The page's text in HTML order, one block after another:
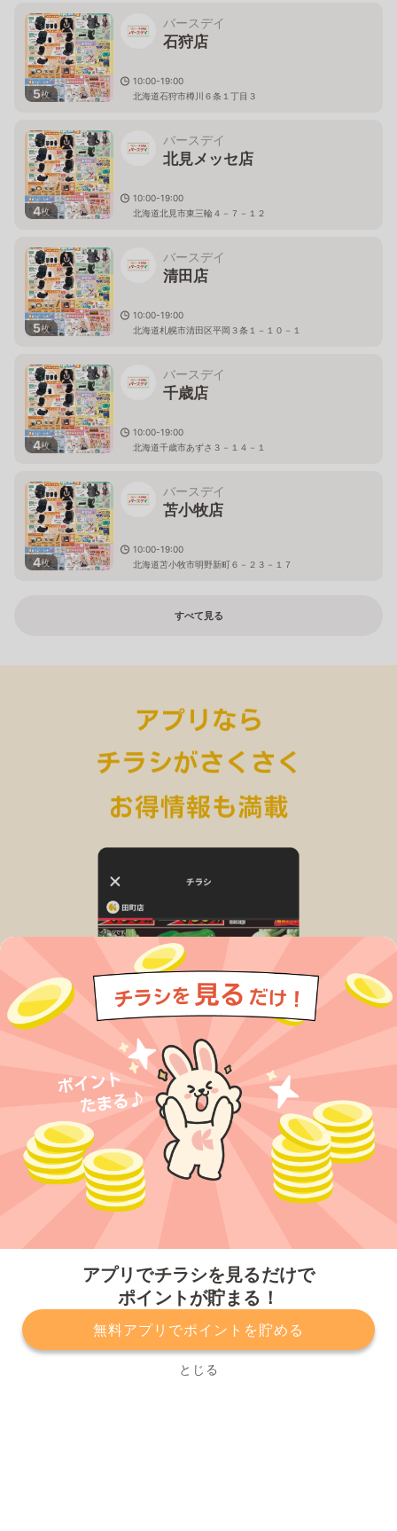
アプリでチラシを見るだけで
ポイントが貯まる！
無料アプリでポイントを貯める
とじる
5枚
バースデイ
石狩店
10:00-19:00
北海道石狩市樽川６条１丁目３
4枚
バースデイ
北見メッセ店
10:00-19:00
北海道北見市東三輪４－７－１２
5枚
バースデイ
清田店
10:00-19:00
北海道札幌市清田区平岡３条１－１０－１
4枚
バースデイ
千歳店
10:00-19:00
北海道千歳市あずさ３－１４－１
4枚
バースデイ
苫小牧店
10:00-19:00
北海道苫小牧市明野新町６－２３－１７
すべて見る
プライバシーポリシー 利用規約
運営会社
サービスに関してのお問い合わせ